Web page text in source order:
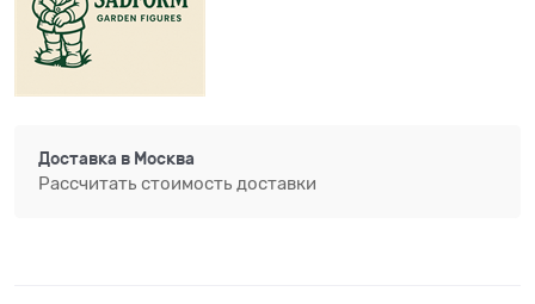
Доставка в Москва
Рассчитать стоимость доставки